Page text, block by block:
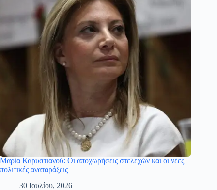
Μαρία Καρυστιανού: Οι αποχωρήσεις στελεχών και οι νέες
πολιτικές αναταράξεις
30 Ιουλίου, 2026